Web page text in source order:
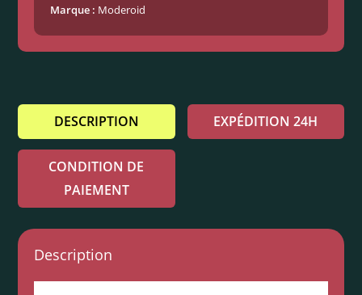
Marque : Moderoid
DESCRIPTION EXPÉDITION 24H
CONDITION DE
PAIEMENT
Description